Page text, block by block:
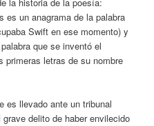
es un anagrama de la palabra
Swift en ese momento) y
que se inventó el
primeras letras de su nombre
es llevado ante un tribunal
delito de haber envilecido